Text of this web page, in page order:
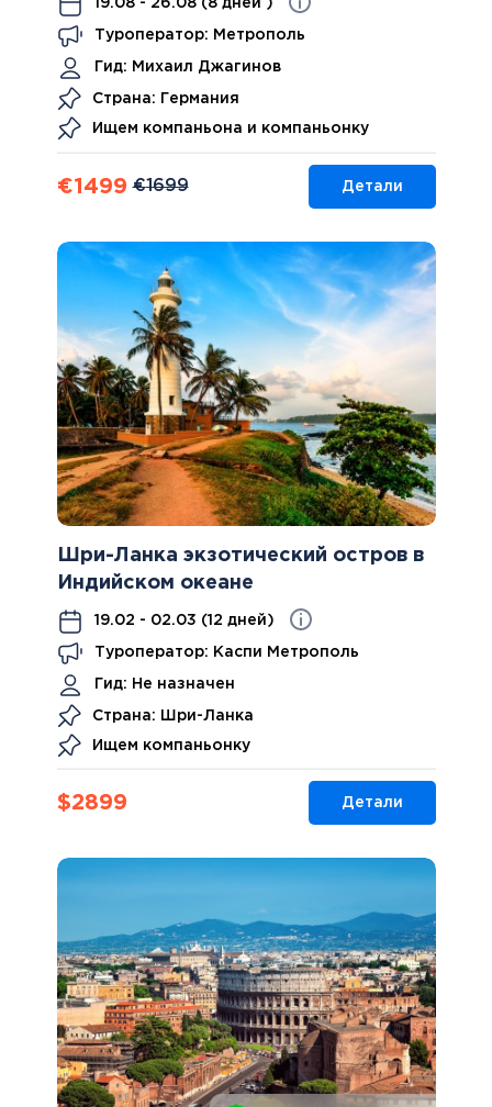
19.08 - 26.08 (8 дней )
Туроператор: Метрополь
Гид: Михаил Джагинов
Страна: Германия
Ищем компаньона и компаньонку
€1499 €1699 Детали
Шри-Ланка экзотический остров в
Индийском океане
19.02 - 02.03 (12 дней)
Туроператор: Каспи Метрополь
Гид: Не назначен
Страна: Шри-Ланка
Ищем компаньонку
$2899 Детали